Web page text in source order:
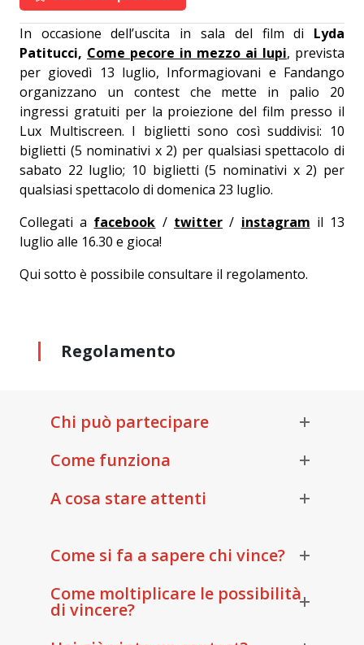
In occasione dell’uscita in sala del film di Lyda
Patitucci, Come pecore in mezzo ai lupi, prevista
per giovedì 13 luglio, Informagiovani e Fandango
organizzano un contest che mette in palio 20
ingressi gratuiti per la proiezione del film presso il
Lux Multiscreen. I biglietti sono così suddivisi: 10
biglietti (5 nominativi x 2) per qualsiasi spettacolo di
sabato 22 luglio; 10 biglietti (5 nominativi x 2) per
qualsiasi spettacolo di domenica 23 luglio.
Collegati a facebook / twitter / instagram il 13
luglio alle 16.30 e gioca!
Qui sotto è possibile consultare il regolamento.
Regolamento
Chi può partecipare
Come funziona
A cosa stare attenti
Come si fa a sapere chi vince?
Come moltiplicare le possibilità
di vincere?